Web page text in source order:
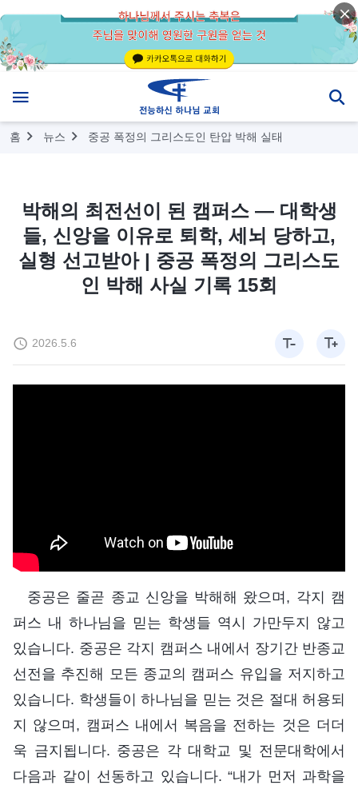
홈 뉴스 중공 폭정의 그리스도인 탄압 박해 실태
박해의 최전선이 된 캠퍼스 ― 대학생
들, 신앙을 이유로 퇴학, 세뇌 당하고,
실형 선고받아 | 중공 폭정의 그리스도
인 박해 사실 기록 15회
2026.5.6
중공은 줄곧 종교 신앙을 박해해 왔으며, 각지 캠
퍼스 내 하나님을 믿는 학생들 역시 가만두지 않고
있습니다. 중공은 각지 캠퍼스 내에서 장기간 반종교
선전을 추진해 모든 종교의 캠퍼스 유입을 저지하고
있습니다. 학생들이 하나님을 믿는 것은 절대 허용되
지 않으며, 캠퍼스 내에서 복음을 전하는 것은 더더
욱 금지됩니다. 중공은 각 대학교 및 전문대학에서
다음과 같이 선동하고 있습니다. “내가 먼저 과학을